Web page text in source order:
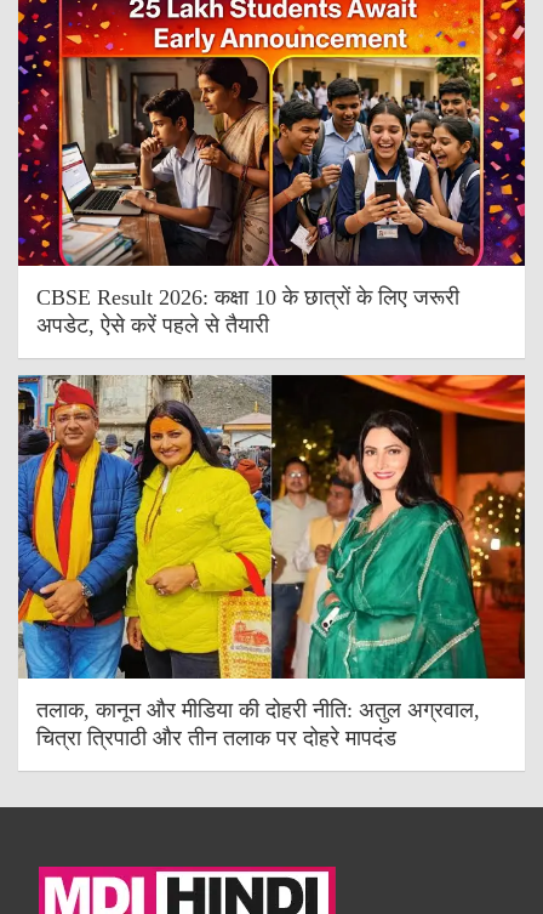
CBSE Result 2026: कक्षा 10 के छात्रों के लिए जरूरी
अपडेट, ऐसे करें पहले से तैयारी
तलाक, कानून और मीडिया की दोहरी नीति: अतुल अग्रवाल,
चित्रा त्रिपाठी और तीन तलाक पर दोहरे मापदंड